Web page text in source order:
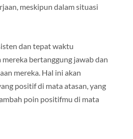
meskipun dalam situasi
dan tepat waktu
bertanggung jawab dan
mereka. Hal ini akan
positif di mata atasan, yang
poin positifmu di mata